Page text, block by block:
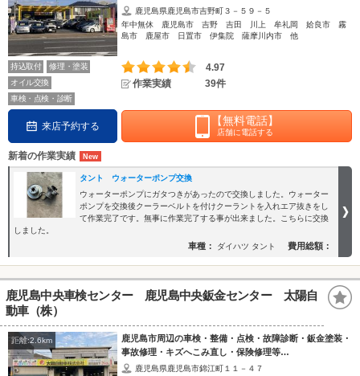
鹿児島県鹿児島市吉野町３－５９－５
年中無休 鹿児島市 吉野 吉田 川上 牟礼岡 姶良市 霧
島市 鹿屋市 日置市 伊集院 薩摩川内市 他
持込取付
修理・塗装
オイル交換
車検・点検・診断
4.97
作業実績
39件
来店予約する 【無料電話】
店舗に電話する
新着の作業実績
タント ウォーターポンプ交換
ウォーターポンプにガタつきがあったので交換しました。ウォーター
ポンプを交換後クーラーベルトを付けクーラントを入れエア抜きをし
て作業完了です。無事に作業完了する事が出来ました。こちらに交換
しました。
車種： ダイハツ タント 費用総額：
鹿児島中央車検センター 鹿児島中央鈑金センター 太陽自
動車（株）
距離:2.6km
鹿児島市周辺の車検・整備・点検・故障診断・鈑金塗装・
事故修理・キズへこみ直し・保険修理等…
鹿児島県鹿児島市錦江町１１－４７